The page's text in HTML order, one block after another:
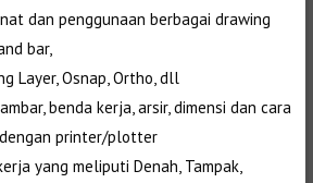
dan penggunaan berbagai drawing
bar,
Layer, Osnap, Ortho, dll
benda kerja, arsir, dimensi dan cara
printer/plotter
yang meliputi Denah, Tampak,